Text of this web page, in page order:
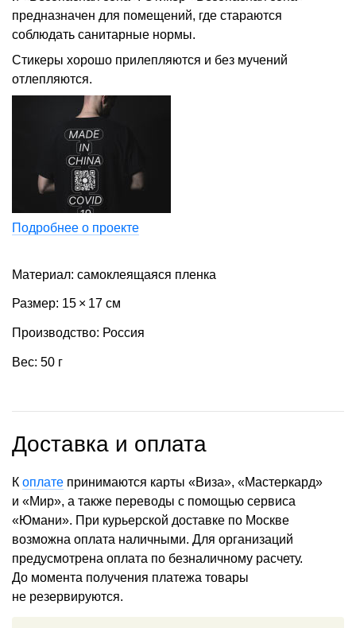
предназначен для помещений, где стараются
соблюдать санитарные нормы.
Стикеры хорошо прилепляются и без мучений
отлепляются.
Подробнее о проекте
Материал: самоклеящаяся пленка
Размер: 15 × 17 см
Производство: Россия
Вес: 50 г
Доставка и оплата
К оплате принимаются карты «Виза», «Мастеркард»
и «Мир», а также переводы с помощью сервиса
«Юмани». При курьерской доставке по Москве
возможна оплата наличными. Для организаций
предусмотрена оплата по безналичному расчету.
До момента получения платежа товары
не резервируются.